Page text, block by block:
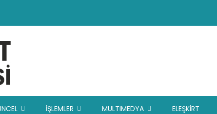
İŞLEMLER MULTIMEDYA ELEŞKİRT